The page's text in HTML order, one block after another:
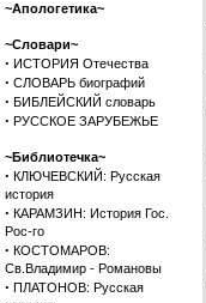
~Апологетика~
~Словари~
· ИСТОРИЯ Отечества
· СЛОВАРЬ биографий
· БИБЛЕЙСКИЙ словарь
· РУССКОЕ ЗАРУБЕЖЬЕ
~Библиотечка~
· КЛЮЧЕВСКИЙ: Русская
история
· КАРАМЗИН: История Гос.
Рос-го
· КОСТОМАРОВ:
Св.Владимир - Романовы
· ПЛАТОНОВ: Русская